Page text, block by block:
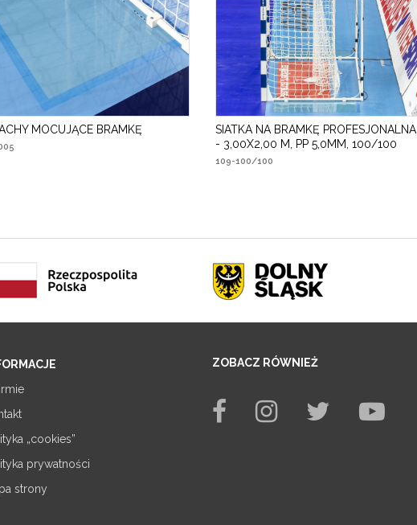
MOCUJĄCE BRAMKĘ
SIATKA NA BRAMKĘ PROFESJONALNA
- 3,00X2,00 M, PP 5,0MM, 100/100
109-100/100
„cookies”
prywatności
strony
ZOBACZ RÓWNIEŻ